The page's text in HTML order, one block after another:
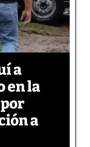
a
en la
a